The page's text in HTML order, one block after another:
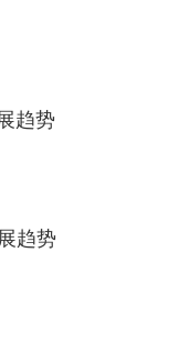
趋势
趋势